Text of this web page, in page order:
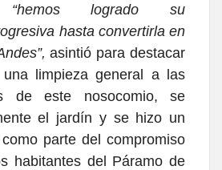
“hemos logrado su
hasta convertirla en
asintió para destacar
limpieza general a las
de este nosocomio, se
el jardín y se hizo un
parte del compromiso
habitantes del Páramo de